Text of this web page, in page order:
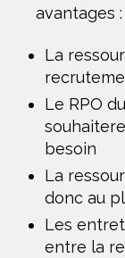
avantages :
La
Le RPO
besoin
La
donc au
Les
entre la